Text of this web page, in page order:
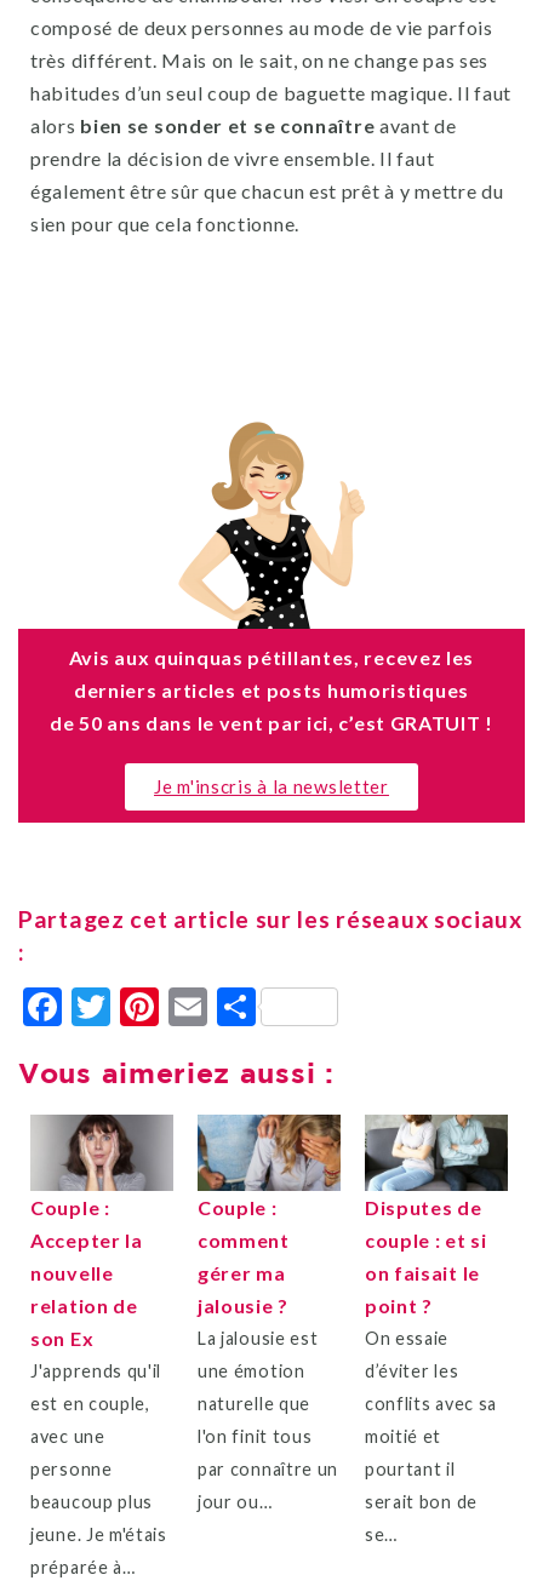
composé de deux personnes au mode de vie parfois
très différent. Mais on le sait, on ne change pas ses
habitudes d’un seul coup de baguette magique. Il faut
alors bien se sonder et se connaître avant de
prendre la décision de vivre ensemble. Il faut
également être sûr que chacun est prêt à y mettre du
sien pour que cela fonctionne.
Avis aux quinquas pétillantes, recevez les
derniers articles et posts humoristiques
de 50 ans dans le vent par ici, c’est GRATUIT !
Je m'inscris à la newsletter
Partagez cet article sur les réseaux sociaux
:
Facebook
Twitter
Pinterest
EmailPartager
Vous aimeriez aussi :
Couple :
Accepter la
nouvelle
relation de
son Ex
J'apprends qu'il
est en couple,
avec une
personne
beaucoup plus
jeune. Je m'étais
préparée à…
Couple :
comment
gérer ma
jalousie ?
La jalousie est
une émotion
naturelle que
l'on finit tous
par connaître un
jour ou…
Disputes de
couple : et si
on faisait le
point ?
On essaie
d’éviter les
conflits avec sa
moitié et
pourtant il
serait bon de
se…